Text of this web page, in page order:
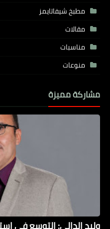
مطبخ شيفاتايمز
مقالات
مناسبات
منوعات
مشاركة مميزة
وليد الدالي: التوسع في